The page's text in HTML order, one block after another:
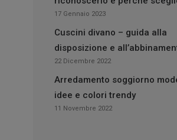
17 Gennaio 2023
Cuscini divano – guida alla
disposizione e
22 Dicembre 2022
Arredamento soggiorno
idee e colori trendy
11 Novembre 2022